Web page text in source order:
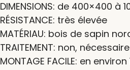
DIMENSIONS: de 400×400 à
RÉSISTANCE: très élevée
MATÉRIAU: bois de sapin
TRAITEMENT: non,
MONTAGE FACILE: en